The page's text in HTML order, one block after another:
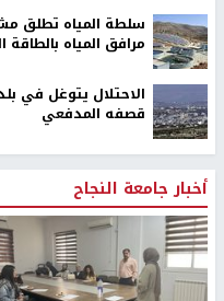
سلطة المياه تطلق
مرافق المياه
الاحتلال يتوغل في
قصفه المدفعي
أخبار جامعة النجاح